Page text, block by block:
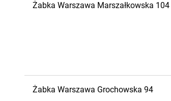
Żabka Warszawa Marszałkowska 104
Żabka Warszawa Grochowska 94